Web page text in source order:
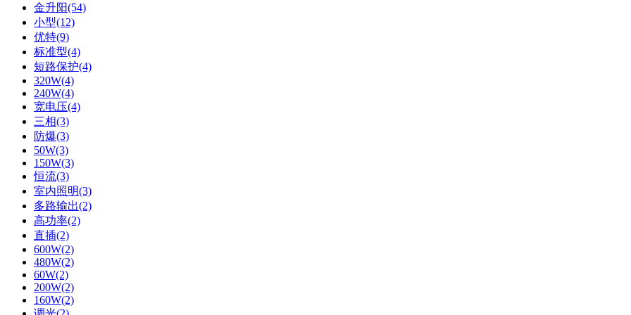
金升阳(54)
小型(12)
优特(9)
标准型(4)
短路保护(4)
320W(4)
240W(4)
宽电压(4)
三相(3)
防爆(3)
50W(3)
150W(3)
恒流(3)
室内照明(3)
多路输出(2)
高功率(2)
直插(2)
600W(2)
480W(2)
60W(2)
200W(2)
160W(2)